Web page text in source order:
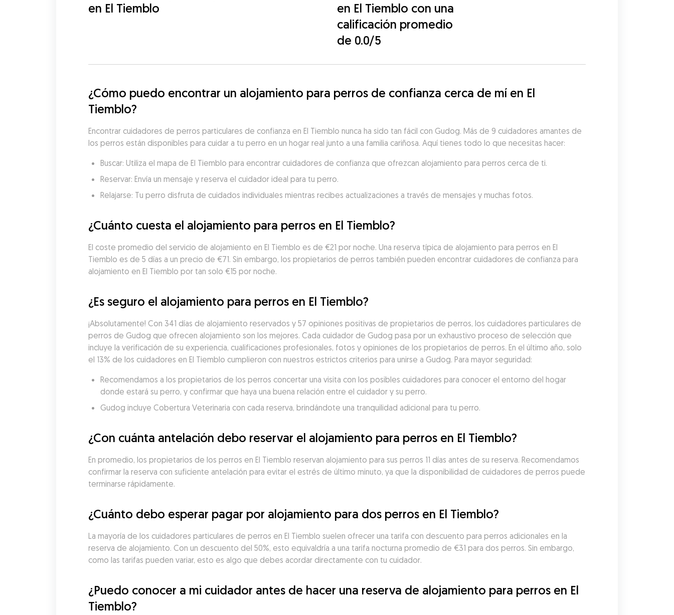
en El Tiemblo
en El Tiemblo con una
calificación promedio
de 0.0/5
¿Cómo puedo encontrar un alojamiento para perros de confianza cerca de mí en El
Tiemblo?
Encontrar cuidadores de perros particulares de confianza en El Tiemblo nunca ha sido tan fácil con Gudog. Más de 9 cuidadores amantes de
los perros están disponibles para cuidar a tu perro en un hogar real junto a una familia cariñosa. Aquí tienes todo lo que necesitas hacer:
Buscar: Utiliza el mapa de El Tiemblo para encontrar cuidadores de confianza que ofrezcan alojamiento para perros cerca de ti.
Reservar: Envía un mensaje y reserva el cuidador ideal para tu perro.
Relajarse: Tu perro disfruta de cuidados individuales mientras recibes actualizaciones a través de mensajes y muchas fotos.
¿Cuánto cuesta el alojamiento para perros en El Tiemblo?
El coste promedio del servicio de alojamiento en El Tiemblo es de €21 por noche. Una reserva típica de alojamiento para perros en El
Tiemblo es de 5 días a un precio de €71. Sin embargo, los propietarios de perros también pueden encontrar cuidadores de confianza para
alojamiento en El Tiemblo por tan solo €15 por noche.
¿Es seguro el alojamiento para perros en El Tiemblo?
¡Absolutamente! Con 341 días de alojamiento reservados y 57 opiniones positivas de propietarios de perros, los cuidadores particulares de
perros de Gudog que ofrecen alojamiento son los mejores. Cada cuidador de Gudog pasa por un exhaustivo proceso de selección que
incluye la verificación de su experiencia, cualificaciones profesionales, fotos y opiniones de los propietarios de perros. En el último año, solo
el 13% de los cuidadores en El Tiemblo cumplieron con nuestros estrictos criterios para unirse a Gudog. Para mayor seguridad:
Recomendamos a los propietarios de los perros concertar una visita con los posibles cuidadores para conocer el entorno del hogar
donde estará su perro, y confirmar que haya una buena relación entre el cuidador y su perro.
Gudog incluye Cobertura Veterinaria con cada reserva, brindándote una tranquilidad adicional para tu perro.
¿Con cuánta antelación debo reservar el alojamiento para perros en El Tiemblo?
En promedio, los propietarios de los perros en El Tiemblo reservan alojamiento para sus perros 11 días antes de su reserva. Recomendamos
confirmar la reserva con suficiente antelación para evitar el estrés de último minuto, ya que la disponibilidad de cuidadores de perros puede
terminarse rápidamente.
¿Cuánto debo esperar pagar por alojamiento para dos perros en El Tiemblo?
La mayoría de los cuidadores particulares de perros en El Tiemblo suelen ofrecer una tarifa con descuento para perros adicionales en la
reserva de alojamiento. Con un descuento del 50%, esto equivaldría a una tarifa nocturna promedio de €31 para dos perros. Sin embargo,
como las tarifas pueden variar, esto es algo que debes acordar directamente con tu cuidador.
¿Puedo conocer a mi cuidador antes de hacer una reserva de alojamiento para perros en El
Tiemblo?